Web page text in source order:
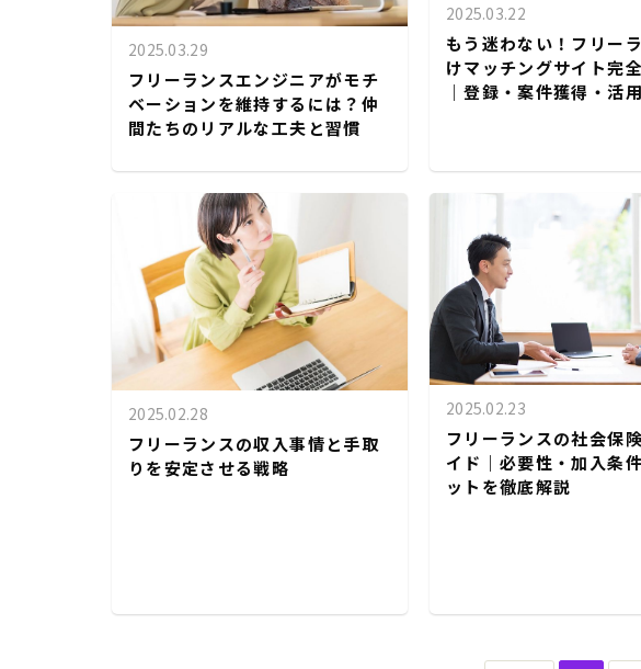
2025.03.29
フリーランスエンジニアがモチ
ベーションを維持するには？仲
間たちのリアルな工夫と習慣
2025.03.22
もう迷わない！フリー
けマッチングサイト完
｜登録・案件獲得・活
2025.02.28
フリーランスの収入事情と手取
りを安定させる戦略
2025.02.23
フリーランスの社会保
イド｜必要性・加入条
ットを徹底解説